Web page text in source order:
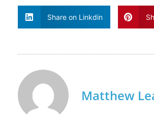
Share on Linkdin
Matthew